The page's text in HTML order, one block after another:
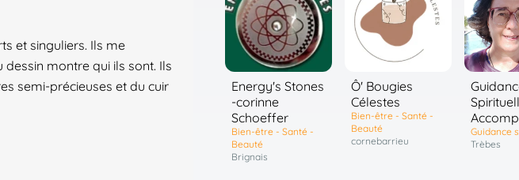
et singuliers. Ils me
montre qui ils sont. Ils
semi-précieuses et du cuir
Energy's Stones
-corinne
Schoeffer
Bien-être - Santé -
Beauté
Brignais
Ô' Bougies
Célestes
Bien-être - Santé -
Beauté
cornebarrieu
Guidance
Trèbes